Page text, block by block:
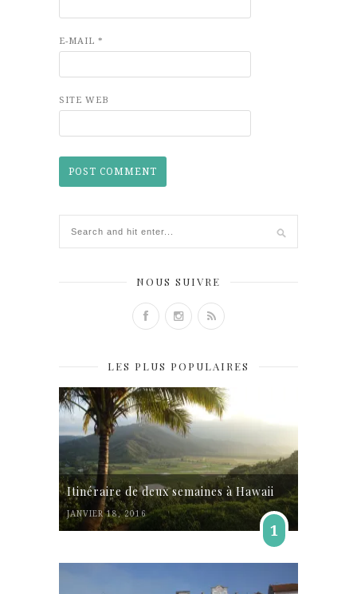
E-MAIL *
SITE WEB
NOUS SUIVRE
LES PLUS POPULAIRES
Itinéraire de deux semaines à Hawaii
JANVIER 18, 2016
1